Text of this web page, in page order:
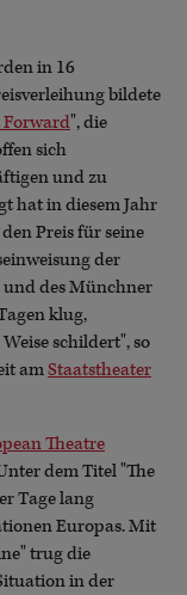
in 16
bildete
Forward", die
sich
und zu
hat in diesem Jahr
Preis für seine
der
des Münchner
klug,
schildert", so
amStaatstheater
Theatre
dem Titel "The
Tage lang
Europas. Mit
trug die
in der